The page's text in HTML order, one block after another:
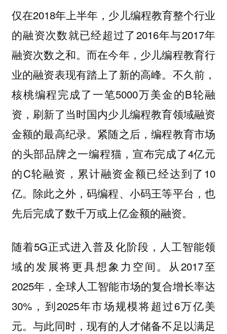
仅在2018年上半年，少儿编程教育整个行业
的融资次数就已经超过了2016年与2017年
融资次数之和。而在今年，少儿编程教育行
业的融资表现有踏上了新的高峰。不久前，
核桃编程完成了一笔5000万美金的B轮融
资，刷新了当时国内少儿编程教育领域融资
金额的最高纪录。紧随之后，编程教育市场
的头部品牌之一编程猫，宣布完成了4亿元
的C轮融资，累计融资金额已经达到了10
亿。除此之外，码编程、小码王等平台，也
先后完成了数千万或上亿金额的融资。
随着5G正式进入普及化阶段，人工智能领
域的发展将更具想象力空间。从2017至
2025年，全球人工智能市场的复合增长率达
30%，到2025年市场规模将超过6万亿美
元。与此同时，现有的人才储备不足以满足